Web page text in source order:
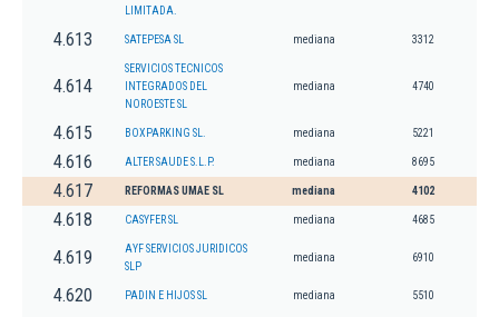
LIMITADA.
4.613 SATEPESA SL mediana 3312
4.614
SERVICIOS TECNICOS
INTEGRADOS DEL
NOROESTE SL
mediana 4740
4.615 BOXPARKING SL. mediana 5221
4.616 ALTER SAUDE S.L.P. mediana 8695
4.617 REFORMAS UMAE SL mediana 4102
4.618 CASYFER SL mediana 4685
4.619
AYF SERVICIOS JURIDICOS
SLP
mediana 6910
4.620 PADIN E HIJOS SL mediana 5510